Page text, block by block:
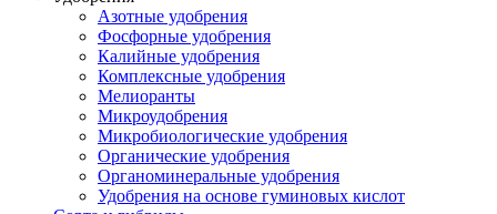
Азотные удобрения
Фосфорные удобрения
Калийные удобрения
Комплексные удобрения
Мелиоранты
Микроудобрения
Микробиологические удобрения
Органические удобрения
Органоминеральные удобрения
Удобрения на основе гуминовых кислот